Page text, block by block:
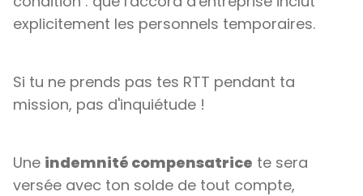
explicitement les personnels temporaires.
Si tu ne prends pas tes RTT pendant ta
mission, pas d'inquiétude !
Une indemnité compensatrice te sera
versée avec ton solde de tout compte,